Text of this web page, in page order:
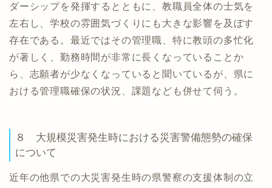
ダーシップを発揮するとともに、教職員全体の士気を
左右し、学校の雰囲気づくりにも大きな影響を及ぼす
存在である。最近ではその管理職、特に教頭の多忙化
が著しく、勤務時間が非常に長くなっていることか
ら、志願者が少なくなっていると聞いているが、県に
おける管理職確保の状況、課題なども併せて伺う。
８ 大規模災害発生時における災害警備態勢の確保
について
近年の他県での大災害発生時の県警察の支援体制の立